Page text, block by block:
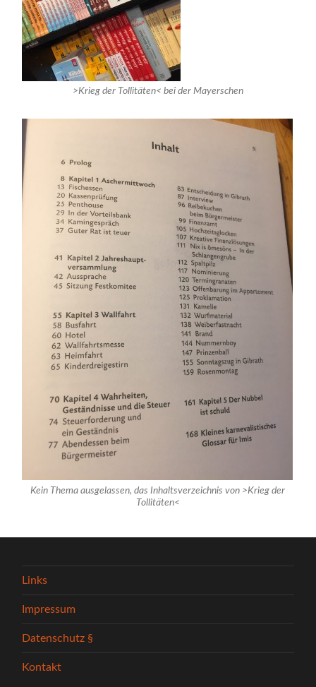
>Krieg der Tollitäten< bei der Mayerschen
Kein Thema ausgelassen, das Inhaltsverzeichnis von >Krieg der
Tollitäten<
Links
Impressum
Datenschutz §
Kontakt